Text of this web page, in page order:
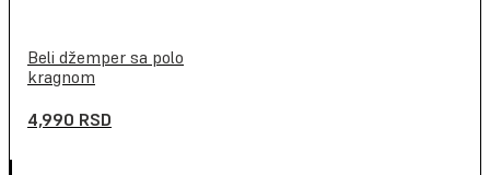
Beli džemper sa polo
kragnom
4,990 RSD